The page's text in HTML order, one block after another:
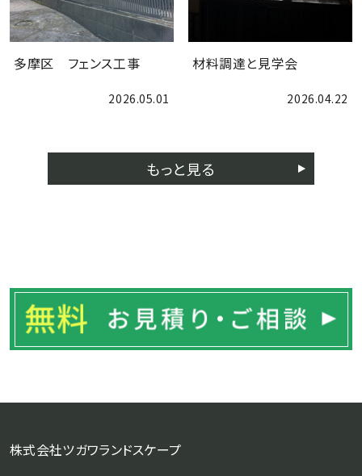
お問合せ
ブログ
多摩区 フェンス工事
2026.05.01
材料調達と見学会
2026.04.22
もっと見る
株式会社ツガワランドスケープ